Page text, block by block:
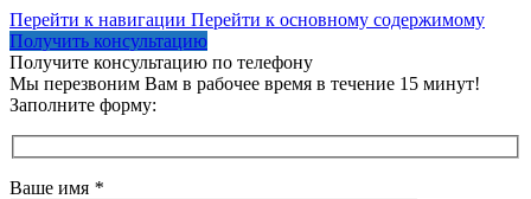
Перейти к навигации Перейти к основному содержимому
Получить консультацию
Получите консультацию по телефону
Мы перезвоним Вам в рабочее время в течение 15 минут!
Заполните форму:
Ваше имя *